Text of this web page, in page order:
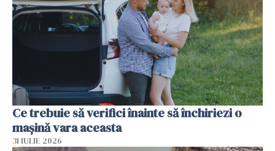
Ce trebuie să verifici înainte să închiriezi o
mașină vara aceasta
31 IULIE 2026